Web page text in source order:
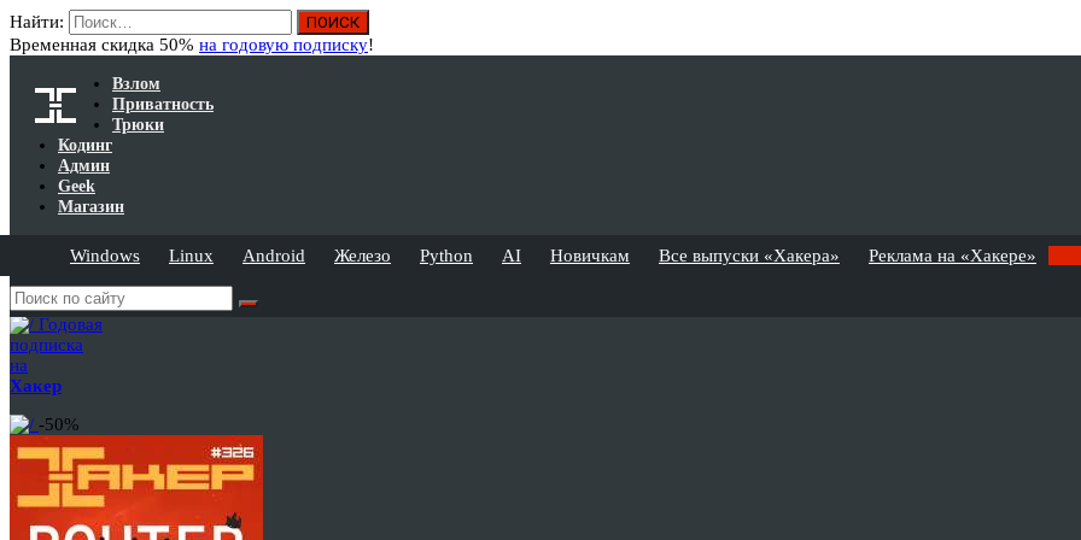
Найти:
Временная скидка 50% на годовую подписку!
Взлом
Приватность
Трюки
Кодинг
Админ
Geek
Магазин
Windows Linux Android Железо Python AI Новичкам Все выпуски «Хакера» Реклама на «Хакере»
Годовая
подписка
на
Хакер
-50%